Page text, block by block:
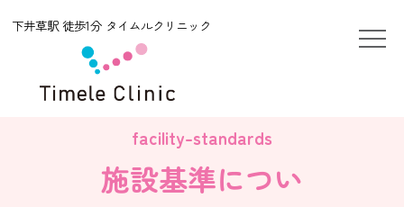
下井草駅 徒歩1分 タイムルクリニック
施設基準につい